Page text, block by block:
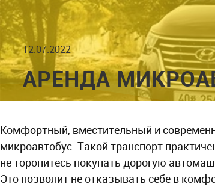
12.07.2022
АРЕНДА
Комфортный, вместительный и
микроавтобус. Такой транспорт
не торопитесь покупать дорогую
Это позволит не отказывать себе в